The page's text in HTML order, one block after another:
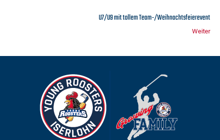
U7/U9 mit tollem Team-/Weihnachtsfeierevent
Weiter